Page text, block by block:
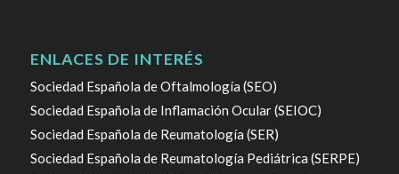
ENLACES DE INTERÉS
Sociedad Española de Oftalmología (SEO)
Sociedad Española de Inflamación Ocular (SEIOC)
Sociedad Española de Reumatología (SER)
Sociedad Española de Reumatología Pediátrica (SERPE)